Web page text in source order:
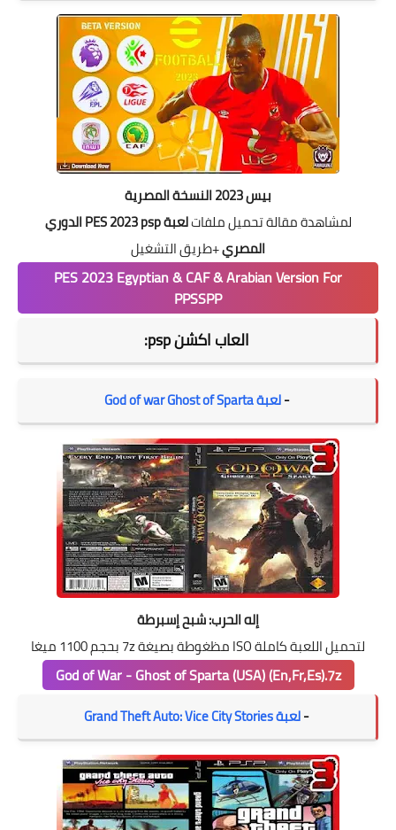
بيس 2023 النسخة المصرية
لمشاهدة مقالة تحميل ملفات
لعبة PES 2023 psp الدوري
المصري+طريق التشغيل
PES 2023 Egyptian & CAF & Arabian Version For
PPSSPP
العاب اكشن psp:
-لعبة God of war Ghost of Sparta
إله الحرب: شبح إسبرطة
لتحميل اللعبة كاملة ISO مظغوطة بصيغة 7z بحجم 1100 ميغا
God of War - Ghost of Sparta (USA) (En,Fr,Es).7z
-لعبة Grand Theft Auto: Vice City Stories